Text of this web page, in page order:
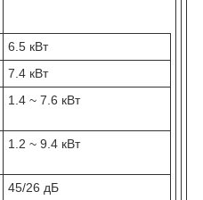
6.5 кВт
7.4 кВт
1.4 ~ 7.6 кВт
1.2 ~ 9.4 кВт
45/26 дБ